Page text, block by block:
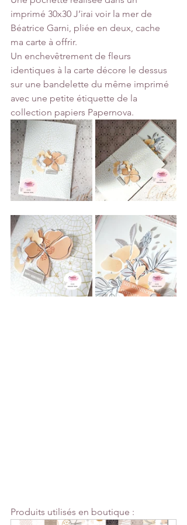
imprimé 30x30 J’irai voir la mer de
Béatrice Garni, pliée en deux, cache
ma carte à offrir.
Un enchevêtrement de fleurs
identiques à la carte décore le dessus
sur une bandelette du même imprimé
avec une petite étiquette de la
collection papiers Papernova.
Produits utilisés en boutique :